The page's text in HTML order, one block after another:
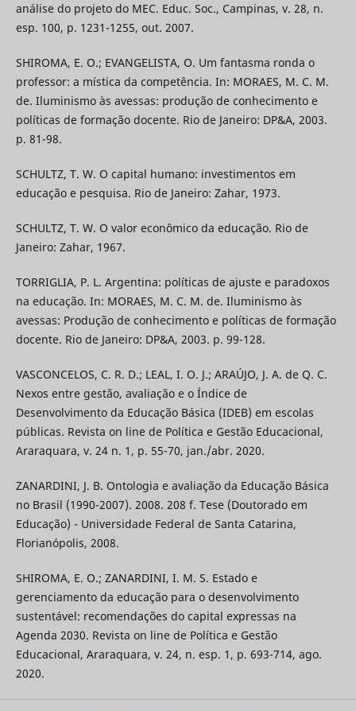
análise do projeto do MEC. Educ. Soc., Campinas, v. 28, n.
esp. 100, p. 1231-1255, out. 2007.
SHIROMA, E. O.; EVANGELISTA, O. Um fantasma ronda o
professor: a mística da competência. In: MORAES, M. C. M.
de. Iluminismo às avessas: produção de conhecimento e
políticas de formação docente. Rio de Janeiro: DP&A, 2003.
p. 81-98.
SCHULTZ, T. W. O capital humano: investimentos em
educação e pesquisa. Rio de Janeiro: Zahar, 1973.
SCHULTZ, T. W. O valor econômico da educação. Rio de
Janeiro: Zahar, 1967.
TORRIGLIA, P. L. Argentina: políticas de ajuste e paradoxos
na educação. In: MORAES, M. C. M. de. Iluminismo às
avessas: Produção de conhecimento e políticas de formação
docente. Rio de Janeiro: DP&A, 2003. p. 99-128.
VASCONCELOS, C. R. D.; LEAL, I. O. J.; ARAÚJO, J. A. de Q. C.
Nexos entre gestão, avaliação e o Índice de
Desenvolvimento da Educação Básica (IDEB) em escolas
públicas. Revista on line de Política e Gestão Educacional,
Araraquara, v. 24 n. 1, p. 55-70, jan./abr. 2020.
ZANARDINI, J. B. Ontologia e avaliação da Educação Básica
no Brasil (1990-2007). 2008. 208 f. Tese (Doutorado em
Educação) - Universidade Federal de Santa Catarina,
Florianópolis, 2008.
SHIROMA, E. O.; ZANARDINI, I. M. S. Estado e
gerenciamento da educação para o desenvolvimento
sustentável: recomendações do capital expressas na
Agenda 2030. Revista on line de Política e Gestão
Educacional, Araraquara, v. 24, n. esp. 1, p. 693-714, ago.
2020.